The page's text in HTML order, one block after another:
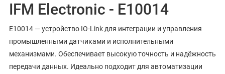
IFM Electronic - E10014
E10014 — устройство IO-Link для интеграции и управления
промышленными датчиками и исполнительными
механизмами. Обеспечивает высокую точность и надёжность
передачи данных. Идеально подходит для автоматизации